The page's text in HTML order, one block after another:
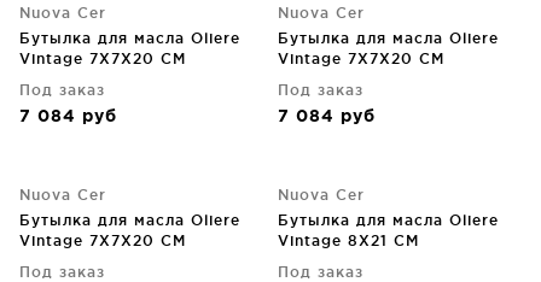
Nuova Cer
Бутылка для масла Oliere
Vintage 7X7X20 CM
Под заказ
7 084 руб
Nuova Cer
Бутылка для масла Oliere
Vintage 7X7X20 CM
Под заказ
7 084 руб
Nuova Cer
Бутылка для масла Oliere
Vintage 7X7X20 CM
Под заказ
Nuova Cer
Бутылка для масла Oliere
Vintage 8X21 CM
Под заказ